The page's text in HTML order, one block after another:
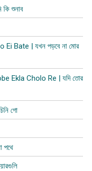
শুনাব​
Bate | যখন পড়বে না মোর
Ekla Cholo Re | যদি তোর
গো
পথে